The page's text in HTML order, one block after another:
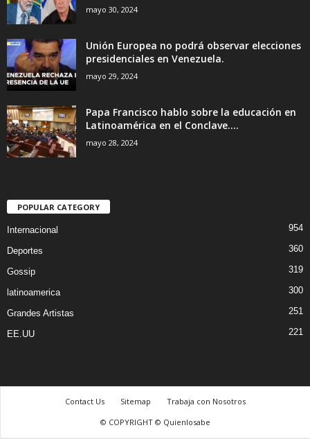
mayo 30, 2024
Unión Europea no podrá observar elecciones
presidenciales en Venezuela.
mayo 29, 2024
Papa Francisco hablo sobre la educación en
Latinoamérica en el Conclave....
mayo 28, 2024
POPULAR CATEGORY
Internacional 954
Deportes 360
Gossip 319
latinoamerica 300
Grandes Artistas 251
EE.UU 221
Contact Us Sitemap
Trabaja con Nosotros
© COPYRIGHT © Quienlosabe